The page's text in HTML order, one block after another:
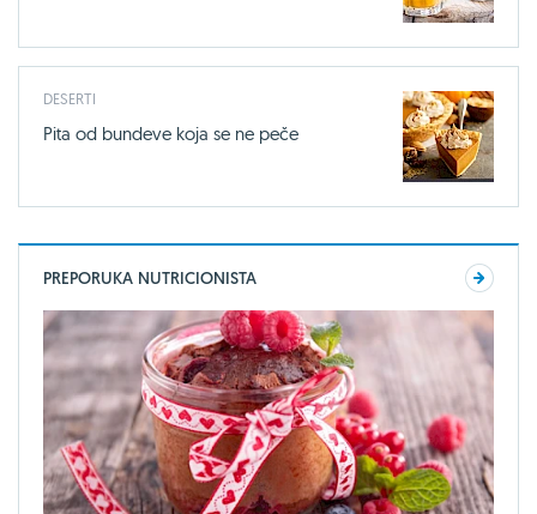
DESERTI
Pita od bundeve koja se ne peče
PREPORUKA NUTRICIONISTA